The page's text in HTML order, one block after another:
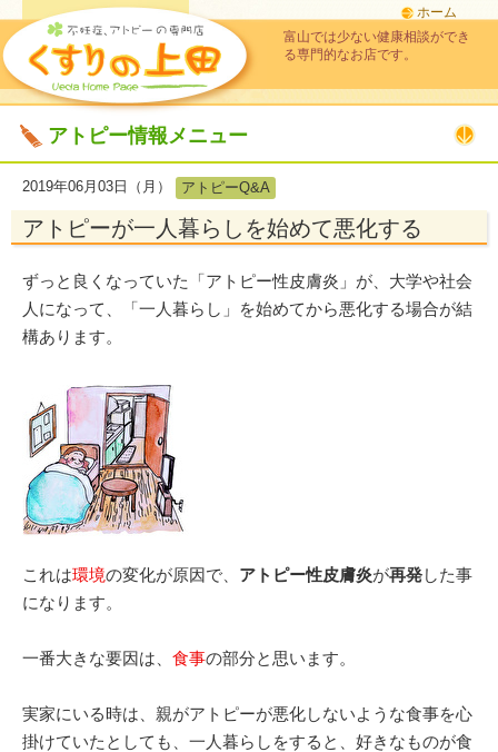
ホーム
富山では少ない健康相談ができ
る専門的なお店です。
アトピー情報メニュー
2019年06月03日（月） アトピーQ&A
アトピーが一人暮らしを始めて悪化する
ずっと良くなっていた「アトピー性皮膚炎」が、大学や社会
人になって、「一人暮らし」を始めてから悪化する場合が結
構あります。
これは環境の変化が原因で、 アトピー性皮膚炎が再発した事
になります。
一番大きな要因は、 食事の部分と思います。
実家にいる時は、親がアトピーが悪化しないような食事を心
掛けていたとしても、一人暮らしをすると、好きなものが食